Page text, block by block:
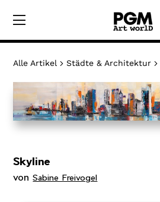
zum
Alle Artikel Städte & Architektur
Skyline
vonSabine Freivogel
Produkt
wird
zum
Warenkorb
hinzugefügt